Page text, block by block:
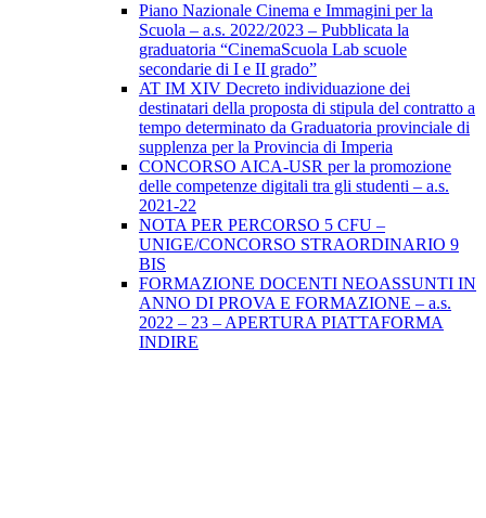
Piano Nazionale Cinema e Immagini per la
Scuola – a.s. 2022/2023 – Pubblicata la
graduatoria “CinemaScuola Lab scuole
secondarie di I e II grado”
AT IM XIV Decreto individuazione dei
destinatari della proposta di stipula del contratto a
tempo determinato da Graduatoria provinciale di
supplenza per la Provincia di Imperia
CONCORSO AICA-USR per la promozione
delle competenze digitali tra gli studenti – a.s.
2021-22
NOTA PER PERCORSO 5 CFU –
UNIGE/CONCORSO STRAORDINARIO 9
BIS
FORMAZIONE DOCENTI NEOASSUNTI IN
ANNO DI PROVA E FORMAZIONE – a.s.
2022 – 23 – APERTURA PIATTAFORMA
INDIRE